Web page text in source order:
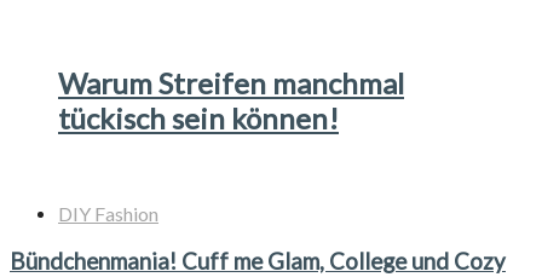
Warum Streifen manchmal
tückisch sein können!
DIY Fashion
Bündchenmania! Cuff me Glam, College und Cozy